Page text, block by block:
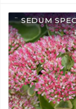
¨ SEDUM